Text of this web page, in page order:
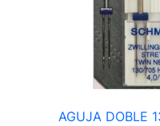

AGUJA DOBLE